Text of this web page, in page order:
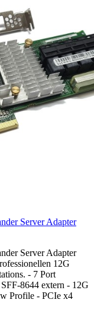
Server Adapter
Server Adapter
12G
- 7 Port
8644 extern - 12G
Profile - PCIe x4